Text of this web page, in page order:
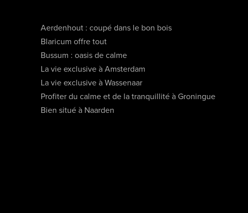
Aerdenhout : coupé dans le bon bois
Blaricum offre tout
Bussum : oasis de calme
La vie exclusive à Amsterdam
La vie exclusive à Wassenaar
Profiter du calme et de la tranquillité à Groningue
Bien situé à Naarden